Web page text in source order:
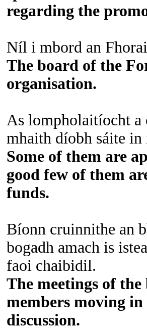
regarding the
Níl i mbord an
The board of the
organisation.
As lompholaitíocht a
mhaith díobh sáite in
Some of them are
good few of them
funds.
Bíonn cruinnithe an
bogadh amach is
faoi chaibidil.
The meetings of
members moving
discussion.